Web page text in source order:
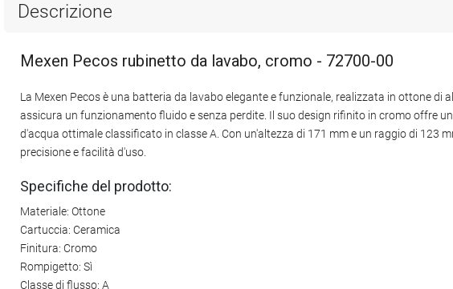
Descrizione
Mexen Pecos rubinetto da lavabo, cromo - 72700-00
La Mexen Pecos è una batteria da lavabo elegante e funzionale, realizzata in ottone
assicura un funzionamento fluido e senza perdite. Il suo design rifinito in cromo offre
d'acqua ottimale classificato in classe A. Con un'altezza di 171 mm e un raggio di 123
precisione e facilità d'uso.
Specifiche del prodotto:
Materiale: Ottone
Cartuccia: Ceramica
Finitura: Cromo
Rompigetto: Sì
Classe di flusso: A